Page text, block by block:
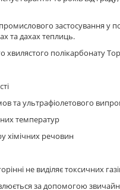
застосування
та дахах теплиць.
хвилястого полікарбонату
та ультрафіолетового
температур
хімічних речовин
не виділяє токсичних
за допомогою